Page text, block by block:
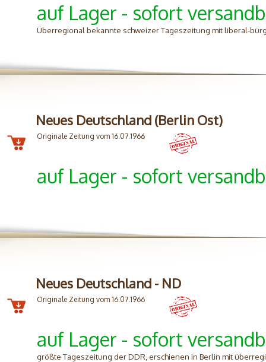
auf Lager - sofort
Überregional bekannte schweizer Tageszeitung mit liberal-
Neues Deutschland (Berlin Ost)
Originale Zeitung vom 16.07.1966
auf Lager - sofort
Neues Deutschland - ND
Originale Zeitung vom 16.07.1966
auf Lager - sofort
größte Tageszeitung der DDR, erschienen in Berlin mit